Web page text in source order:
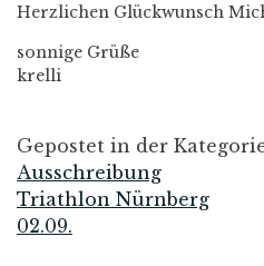
Herzlichen Glückwunsch
sonnige Grüße
krelli
Gepostet in der
Beitrags-
Navigation
Ausschreibung
Triathlon Nürnberg
02.09.